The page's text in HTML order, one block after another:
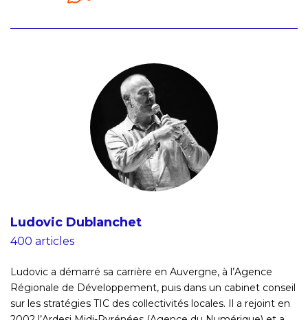
Ludovic Dublanchet
400 articles
Ludovic a démarré sa carrière en Auvergne, à l’Agence
Régionale de Développement, puis dans un cabinet conseil
sur les stratégies TIC des collectivités locales. Il a rejoint en